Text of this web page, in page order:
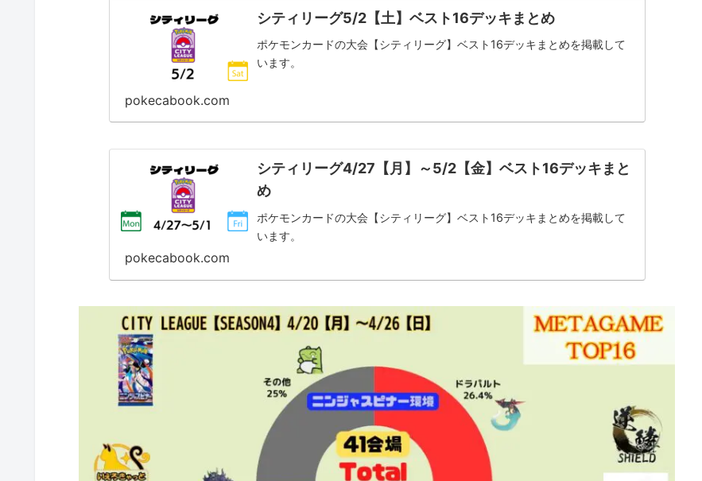
シティリーグ5/2【土】ベスト16デッキまとめ
ポケモンカードの大会【シティリーグ】ベスト16デッキまとめを掲載して
います。
pokecabook.com
シティリーグ4/27【月】～5/2【金】ベスト16デッキまと
め
ポケモンカードの大会【シティリーグ】ベスト16デッキまとめを掲載して
います。
pokecabook.com